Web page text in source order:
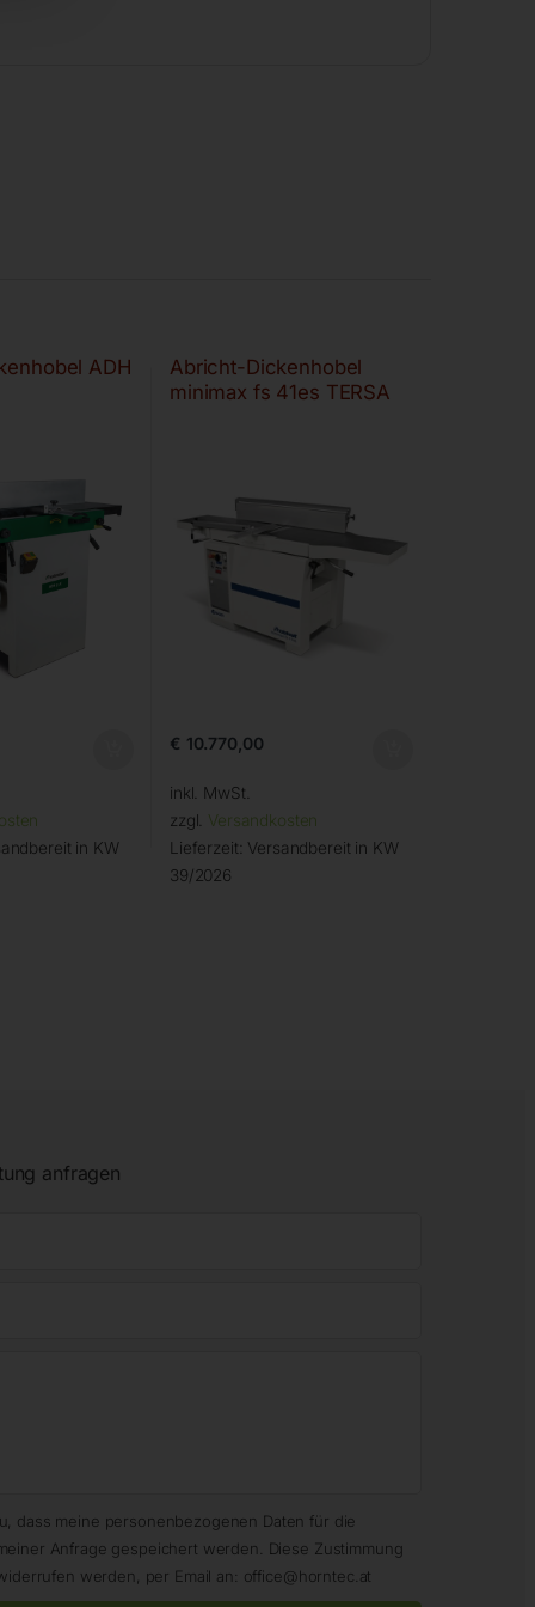
ADH
in KW
Abricht-Dickenhobel
minimax fs 41es TERSA
€ 10.770,00
inkl. MwSt.
zzgl. Versandkosten
Lieferzeit: Versandbereit in KW
39/2026
anfragen
dass meine personenbezogenen Daten für die
Anfrage gespeichert werden. Diese Zustimmung
werden, per Email an: office@horntec.at